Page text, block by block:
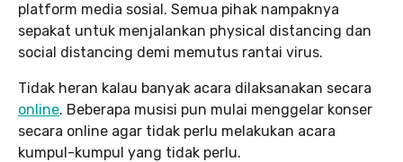
platform media sosial. Semua pihak nampaknya
sepakat untuk menjalankan physical distancing dan
social distancing demi memutus rantai virus.
Tidak heran kalau banyak acara dilaksanakan secara
online. Beberapa musisi pun mulai menggelar konser
secara online agar tidak perlu melakukan acara
kumpul-kumpul yang tidak perlu.